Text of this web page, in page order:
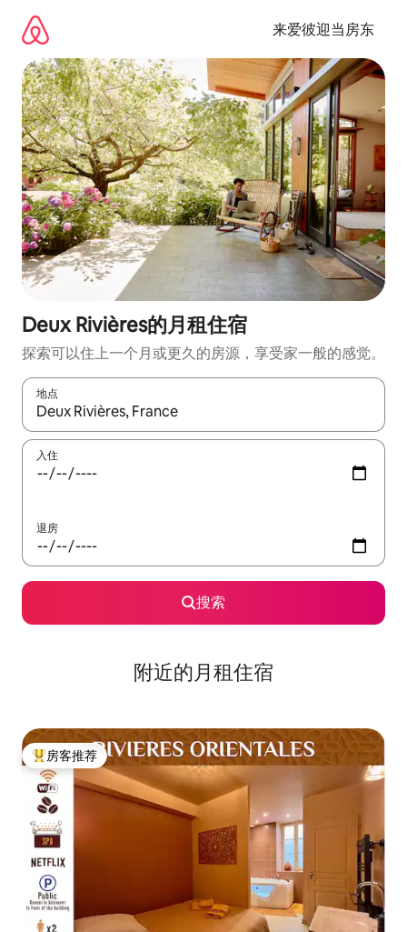
来爱彼迎当房东
Deux Rivières的月租住宿
探索可以住上一个月或更久的房源，享受家一般的感觉。
地点
如有搜索结果，请使用上下方向键查看，或通过点击或滑动手势
入住
退房
搜索
附近的月租住宿
热门「房客推荐」
房客推荐